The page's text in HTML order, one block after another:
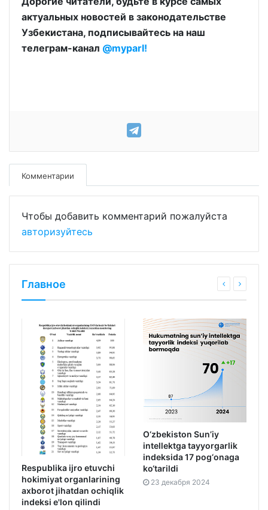
актуальных новостей в законодательстве
Узбекистана, подписывайтесь на наш
телеграм-канал @myparl!
Комментарии
Чтобы добавить комментарий пожалуйста
авторизуйтесь
Главное
Respublika ijro etuvchi
hokimiyat organlarining
axborot jihatdan ochiqlik
indeksi e'lon qilindi
O‘zbekiston Sun’iy
intellektga tayyorgarlik
indeksida 17 pog‘onaga
ko‘tarildi
23 декабря 2024